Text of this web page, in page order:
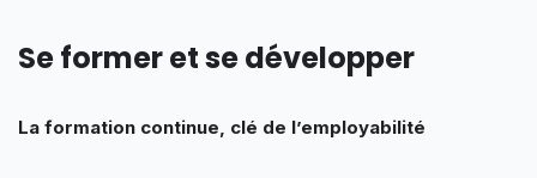
Se former et se développer
La formation continue, clé de l’employabilité